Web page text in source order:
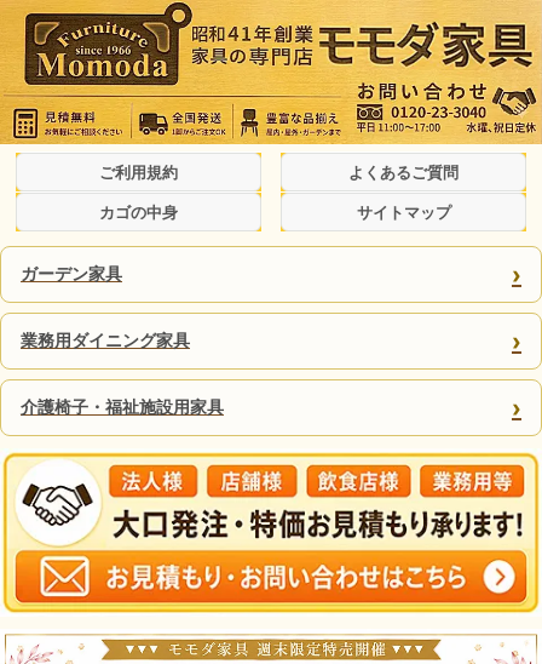
ご利用規約 よくあるご質問
カゴの中身 サイトマップ
ガーデン家具 ›
業務用ダイニング家具 ›
介護椅子・福祉施設用家具 ›